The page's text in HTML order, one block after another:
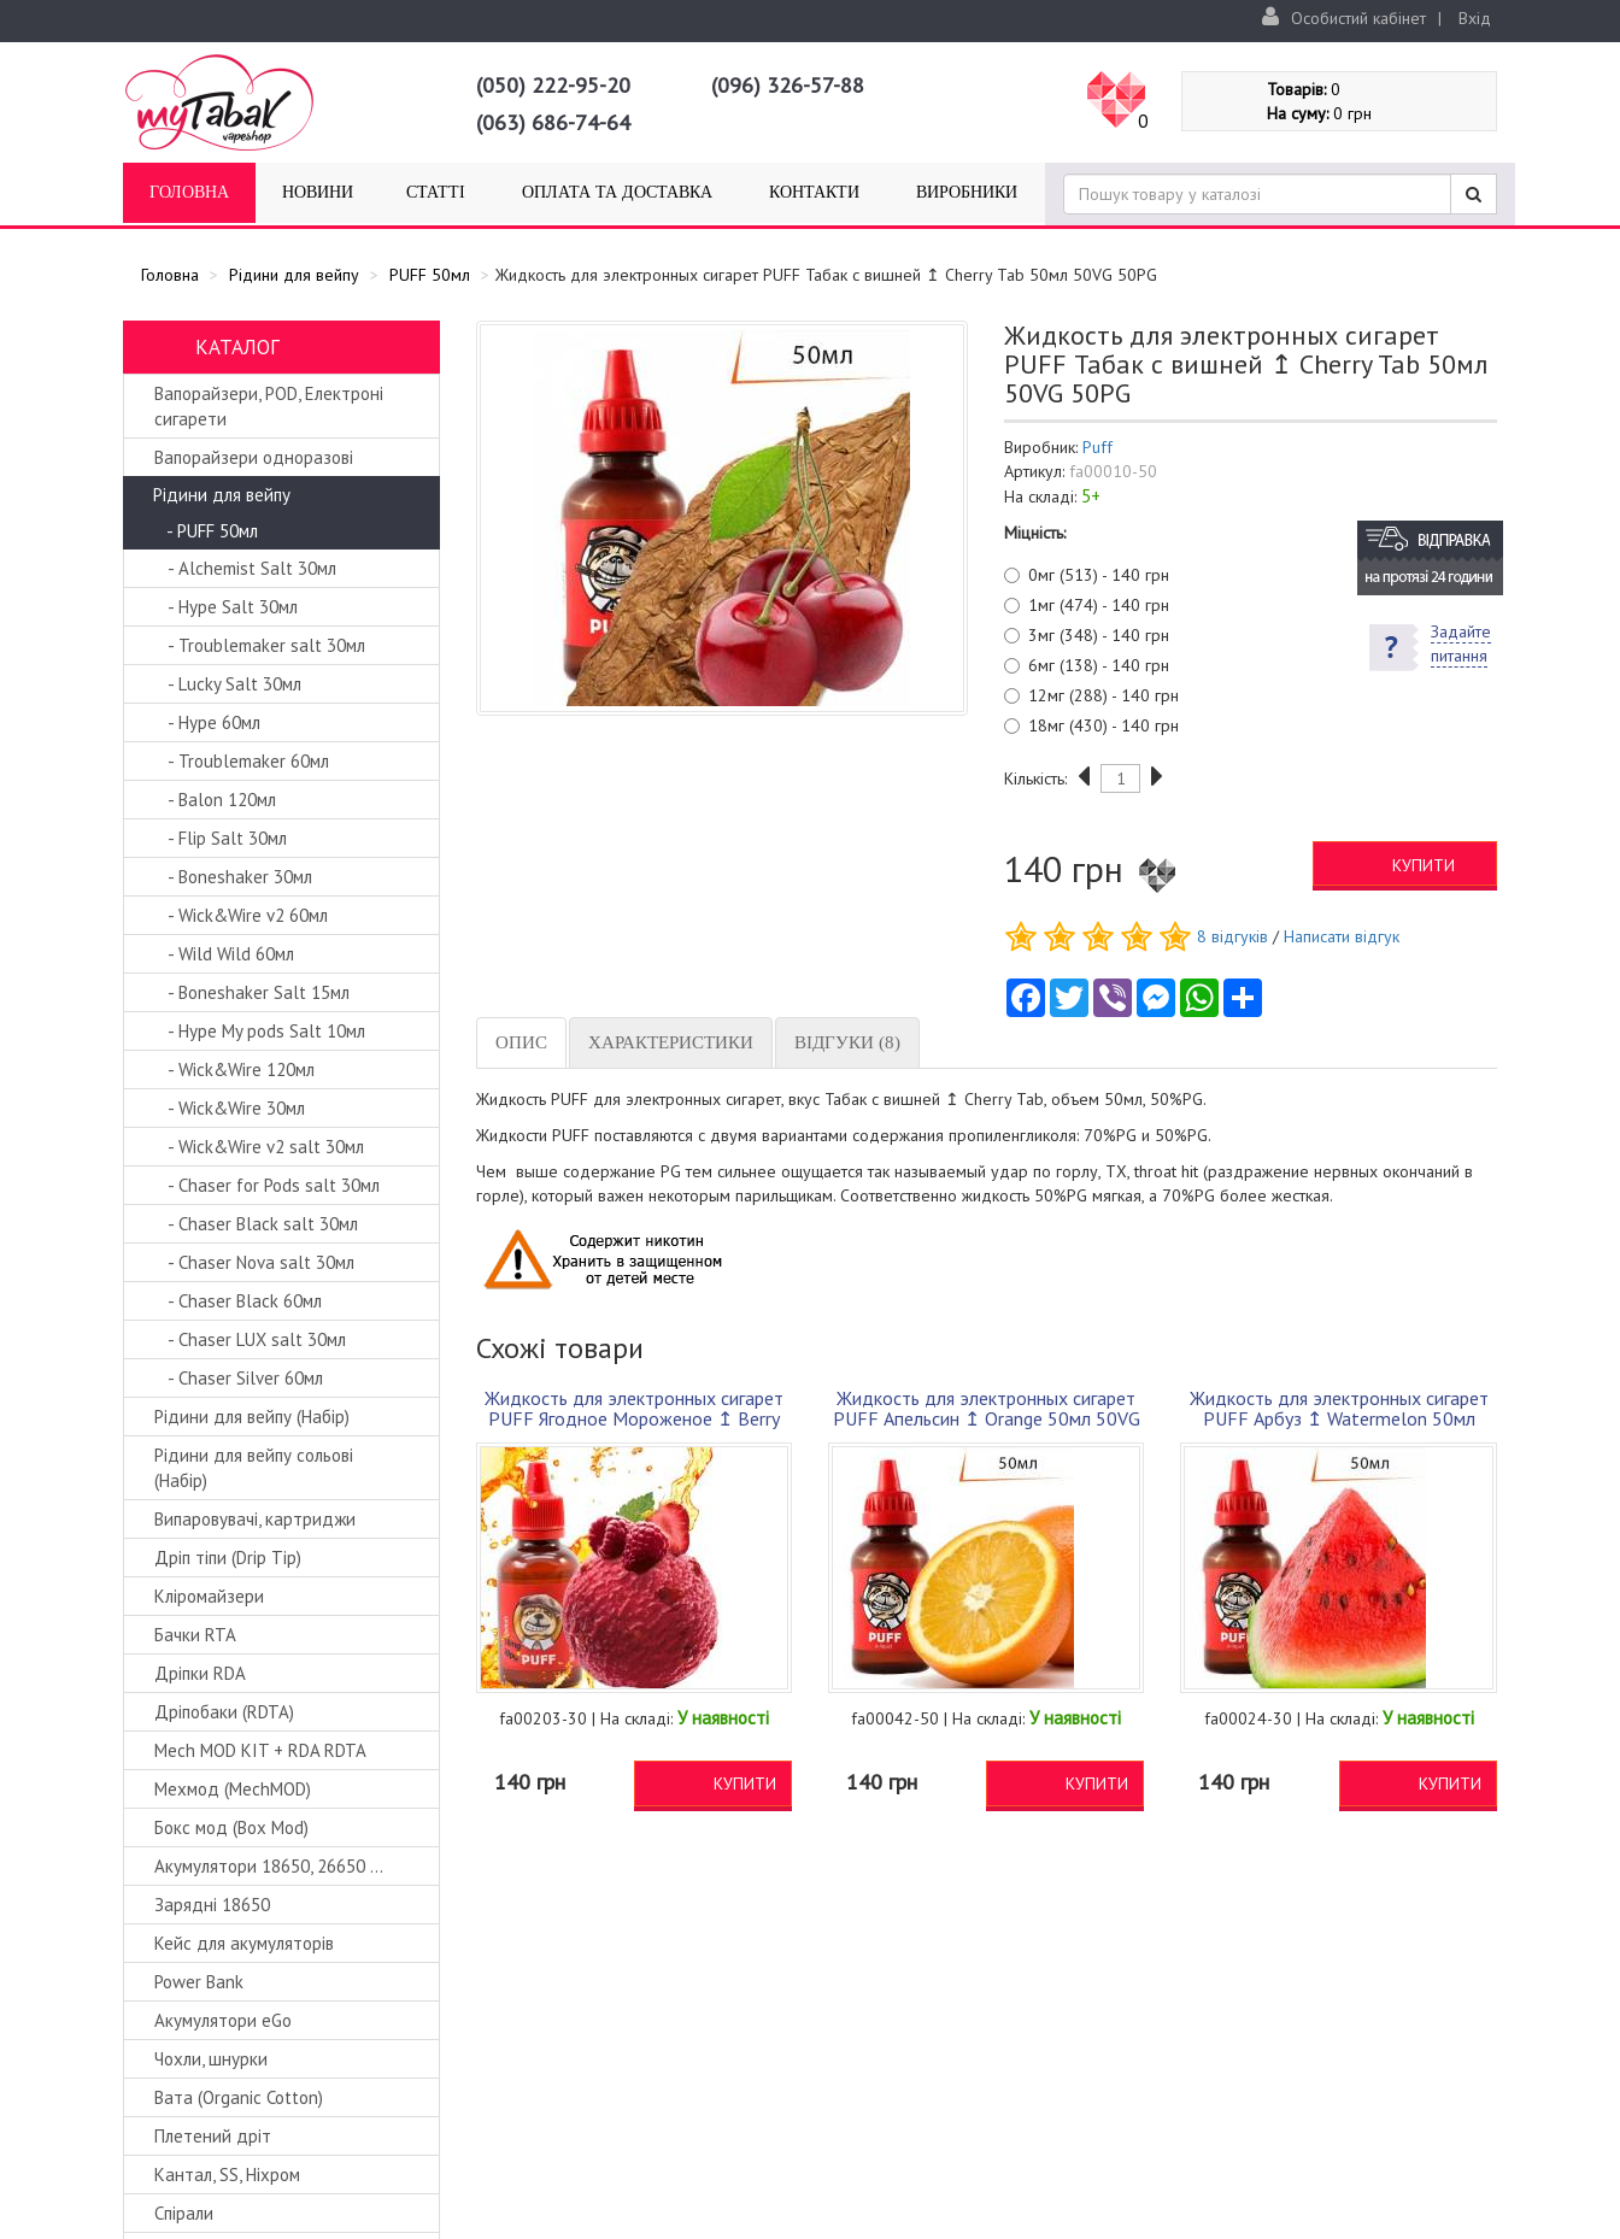
Особистий кабінет | Вхід
(050) 222-95-20
(063) 686-74-64
(096) 326-57-88
0
Товарів:0
На суму:0 грн
ГОЛОВНА НОВИНИ СТАТТІ ОПЛАТА ТА ДОСТАВКА КОНТАКТИ ВИРОБНИКИ
Головна Рідини для вейпу PUFF 50мл Жидкость для электронных сигарет PUFF Табак с вишней ↥ Cherry Tab 50мл 50VG 50PG
КАТАЛОГ
Вапорайзери, POD, Електроні
сигарети
Вапорайзери одноразові
Рідини для вейпу
- PUFF 50мл
- Alchemist Salt 30мл
- Hype Salt 30мл
- Troublemaker salt 30мл
- Lucky Salt 30мл
- Hype 60мл
- Troublemaker 60мл
- Balon 120мл
- Flip Salt 30мл
- Boneshaker 30мл
- Wick&Wire v2 60мл
- Wild Wild 60мл
- Boneshaker Salt 15мл
- Hype My pods Salt 10мл
- Wick&Wire 120мл
- Wick&Wire 30мл
- Wick&Wire v2 salt 30мл
- Chaser for Pods salt 30мл
- Chaser Black salt 30мл
- Chaser Nova salt 30мл
- Chaser Black 60мл
- Chaser LUX salt 30мл
- Chaser Silver 60мл
Рідини для вейпу (Набір)
Рідини для вейпу сольові
(Набір)
Випаровувачі, картриджи
Дріп тіпи (Drip Tip)
Кліромайзери
Бачки RTA
Дріпки RDA
Дріпобаки (RDTA)
Mech MOD KIT + RDA RDTA
Мехмод (MechMOD)
Бокс мод (Box Mod)
Акумулятори 18650, 26650 ...
Зарядні 18650
Кейс для акумуляторів
Power Bank
Акумулятори eGo
Чохли, шнурки
Вата (Organic Cotton)
Плетений дріт
Кантал, SS, Ніхром
Спірали
Жидкость для электронных сигарет
PUFF Табак с вишней ↥ Cherry Tab 50мл
50VG 50PG
Виробник:Puff
Артикул: fa00010-50
На складі: 5+
Міцність:
0мг (513) - 140 грн
1мг (474) - 140 грн
3мг (348) - 140 грн
6мг (138) - 140 грн
12мг (288) - 140 грн
18мг (430) - 140 грн
Кількість:
Задайте
питання
140 грн КУПИТИ
8 відгуків /Написати відгук
FacebookTwitterViber MessengerWhatsApp
ОПИС ХАРАКТЕРИСТИКИ ВІДГУКИ (8)
Жидкость PUFF для электронных сигарет, вкус Табак с вишней ↥ Cherry Tab, объем 50мл, 50%PG.
Жидкости PUFF поставляются с двумя вариантами содержания пропиленгликоля: 70%PG и 50%PG.
Чем выше содержание PG тем сильнее ощущается так называемый удар по горлу, ТХ, throat hit (раздражение нервных окончаний в
горле), который важен некоторым парильщикам. Соответственно жидкость 50%PG мягкая, а 70%PG более жесткая.
Схожі товари
Жидкость для электронных сигарет
PUFF Ягодное Мороженое ↥ Berry
Ice Cr...
fa00203-30 | На складі: У наявності
140 грн КУПИТИ
Жидкость для электронных сигарет
PUFF Апельсин ↥ Orange 50мл 50VG
50PG
fa00042-50 | На складі:У наявності
140 грн КУПИТИ
Жидкость для электронных сигарет
PUFF Арбуз ↥ Watermelon 50мл
70VG 30P...
fa00024-30 | На складі: У наявності
140 грн КУПИТИ